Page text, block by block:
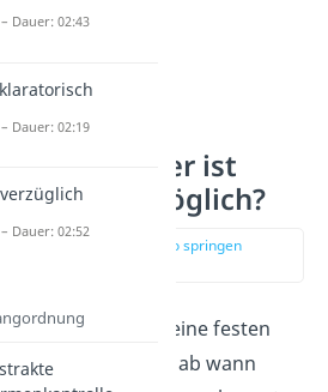
welchem Alter ist
möglich?
zur Stelle im Video springen
das Gesetz keine festen
vorschreibt, ab wann
Dauer: 02:43
Dauer: 02:19
Dauer: 02:52